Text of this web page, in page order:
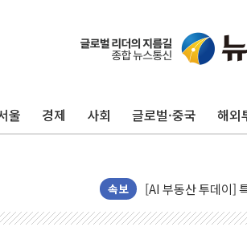
울 경제 사회 글로벌·중국 해외
속보
신길동 신축도 3.3
[코인시황] 비트코
[베트남 증시] 유동